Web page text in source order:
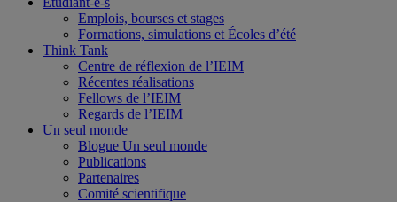
Emplois, bourses et stages
Formations, simulations et Écoles d’été
Think Tank
Centre de réflexion de l’IEIM
Récentes réalisations
Fellows de l’IEIM
Regards de l’IEIM
Un seul monde
Blogue Un seul monde
Publications
Partenaires
Comité scientifique